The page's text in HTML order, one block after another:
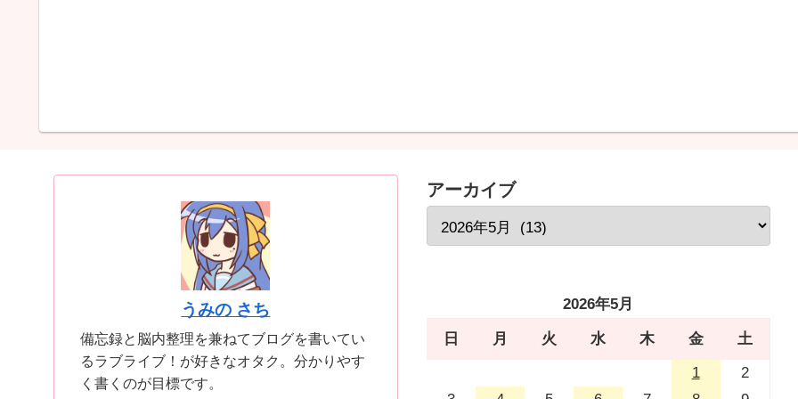
うみの さち
備忘録と脳内整理を兼ねてブログを書いてい
るラブライブ！が好きなオタク。分かりやす
く書くのが目標です。
アーカイブ
2026年5月
日 月 火 水 木 金
土
1
2